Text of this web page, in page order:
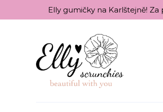
Elly gumičky na Karlštejně!